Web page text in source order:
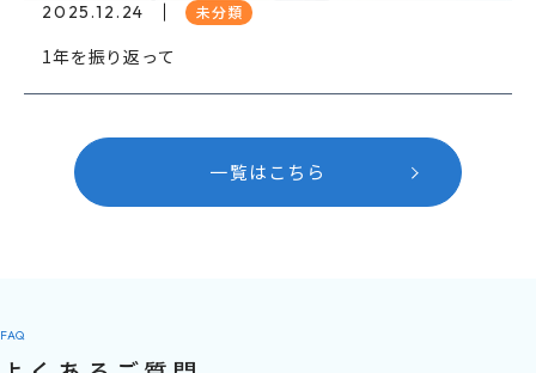
2025.12.24 未分類
1年を振り返って
一覧はこちら
FAQ